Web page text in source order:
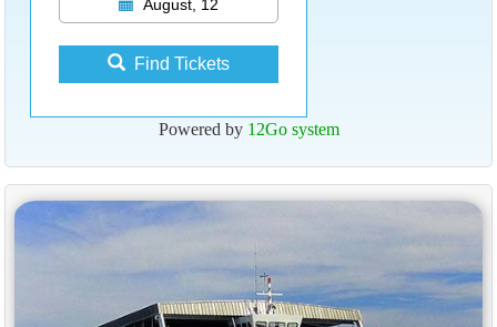
August, 12
Find Tickets
Powered by 12Go system